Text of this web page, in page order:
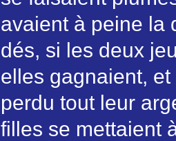
avaient à peine la
dés, si les deux
elles gagnaient,
perdu tout leur
filles se mettaient